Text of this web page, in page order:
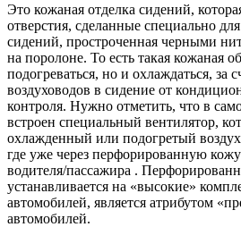
Это кожаная отделка сидений,
отверстия, сделанные специально
сидений, простроченная черными
на поролоне. То есть такая кожаная
подогреваться, но и охлаждаться, за
воздуховодов в сидение от
контроля. Нужно отметить, что в
встроен специальный вентилятор,
охлажденный или подогретый
где уже через перфорированную
водителя/пассажира .
устанавливается на «высокие»
автомобилей, является атрибутом
автомобилей.